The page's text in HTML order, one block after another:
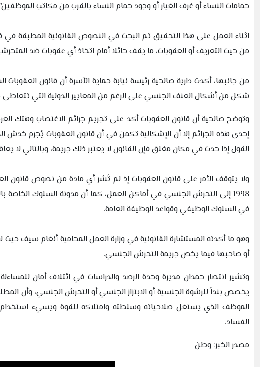
حمامات النساء أو غرف الغيار أو وجود حمام النساء بالقرب من مكاتب
اثناء العمل على هذا التحقيق تم البحث في النصوص القانونية المطبقة
من حيث التعريف أو العقوبات، ما يقف حائلا أمام اتخاذ أي عقوبات ضد المتحرشين،
من جانبها، أكدت دارية صالحية رئيسة نيابة حماية الأسرة أن قانون
شكل من أشكال العنف الجنسي على الرغم من المعايير الدولية التي
وتوضح صالحية أن قانون العقوبات أكد على تجريم جرائم الاغتصاب وهتك
إحدى هذه الجرائم إلا أن الإشكالية تكمن في أن قانون العقوبات يُجرم خدش
القول إذا حدث في مكان مغلق فإن القانون لا يعتبر ذلك جريمة، وبالتالي لا
1998 إلى التحرش الجنسي في أماكن العمل، كما أن مدونة السلوك
في السلوك الوظيفي وقواعد الوظيفة العامة.
وهو ما أكدته المستشارة القانونية في وزارة العمل المحامية أنغام سيف
أو صاحبها فيما يخص جريمة التحرش الجنسي.
وتشير انتصار حمدان مديرة وحدة الرصد والدراسات في ائتلاف أمان
يخصص بنداً للرشوة الجنسية أو الابتزاز الجنسي أو التحرش الجنسي، وأن
الموظف الذي يستغل صلاحياته وسلطته وامتلاكه للقوة ويسيء
الفساد.
مصدر الخبر: وطن